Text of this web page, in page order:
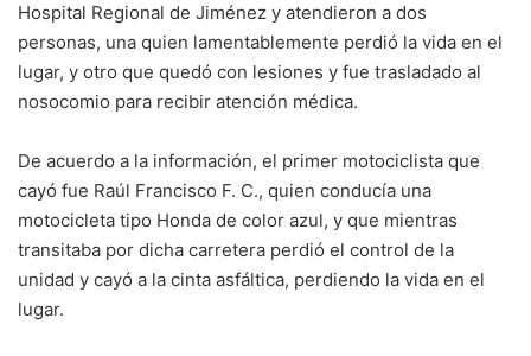
Hospital Regional de Jiménez y atendieron a dos
personas, una quien lamentablemente perdió la vida en el
lugar, y otro que quedó con lesiones y fue trasladado al
nosocomio para recibir atención médica.
De acuerdo a la información, el primer motociclista que
cayó fue Raúl Francisco F. C., quien conducía una
motocicleta tipo Honda de color azul, y que mientras
transitaba por dicha carretera perdió el control de la
unidad y cayó a la cinta asfáltica, perdiendo la vida en el
lugar.